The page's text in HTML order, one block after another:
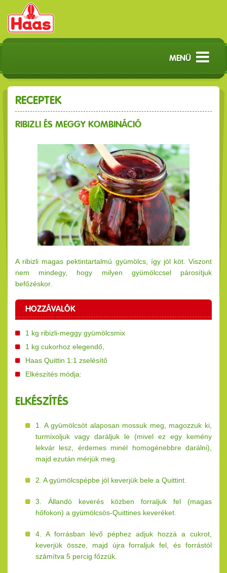
MENÜ
RECEPTEK
RIBIZLI ÉS MEGGY KOMBINÁCIÓ
A ribizli magas pektintartalmú gyümölcs, így jól köt. Viszont
nem mindegy, hogy milyen gyümölccsel párosítjuk
befőzéskor.
HOZZÁVALÓK
1 kg ribizli-meggy gyümölcsmix
1 kg cukorhoz elegendő,
Haas Quittin 1:1 zselésítő
Elkészítés módja:
ELKÉSZÍTÉS
1. A gyümölcsöt alaposan mossuk meg, magozzuk ki,
turmixoljuk vagy daráljuk le (mivel ez egy kemény
lekvár lesz, érdemes minél homogénebbre darálni),
majd ezután mérjük meg.
2. A gyümölcspépbe jól keverjük bele a Quittint.
3. Állandó keverés közben forraljuk fel (magas
hőfokon) a gyümölcsös-Quittines keveréket.
4. A forrásban lévő péphez adjuk hozzá a cukrot,
keverjük össze, majd újra forraljuk fel, és forrástól
számítva 5 percig főzzük.